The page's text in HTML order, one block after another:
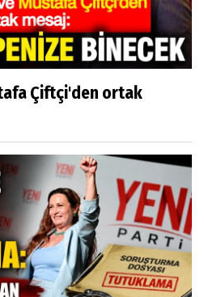
Çiftçi'den ortak